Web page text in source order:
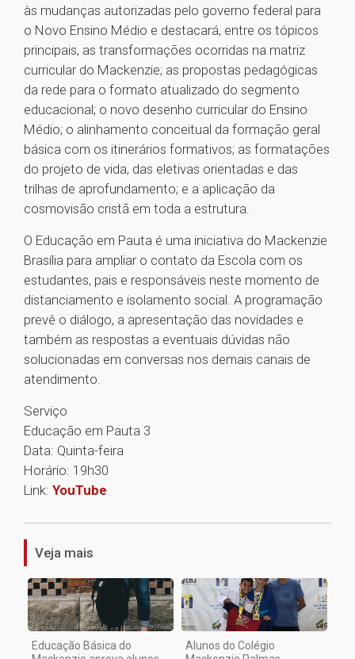
às mudanças autorizadas pelo governo federal para
o Novo Ensino Médio e destacará, entre os tópicos
principais, as transformações ocorridas na matriz
curricular do Mackenzie; as propostas pedagógicas
da rede para o formato atualizado do segmento
educacional; o novo desenho curricular do Ensino
Médio; o alinhamento conceitual da formação geral
básica com os itinerários formativos; as formatações
do projeto de vida, das eletivas orientadas e das
trilhas de aprofundamento; e a aplicação da
cosmovisão cristã em toda a estrutura.
O Educação em Pauta é uma iniciativa do Mackenzie
Brasília para ampliar o contato da Escola com os
estudantes, pais e responsáveis neste momento de
distanciamento e isolamento social. A programação
prevê o diálogo, a apresentação das novidades e
também as respostas a eventuais dúvidas não
solucionadas em conversas nos demais canais de
atendimento.
Serviço
Educação em Pauta 3
Data: Quinta-feira
Horário: 19h30
Link: YouTube
Veja mais
Educação Básica do
Alunos do Colégio